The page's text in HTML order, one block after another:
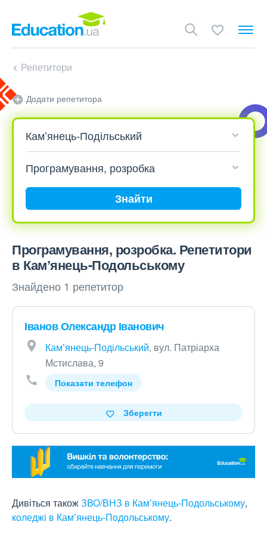
Репетитори
Додати репетитора
Знайти
Програмування, розробка. Репетитори
в Камʼянець-Подольському
Знайдено 1 репетитор
Іванов Олександр Іванович
Камʼянець-Подільський, вул. Патріарха
Мстислава, 9
Показати телефон
Зберегти
Дивіться такожЗВО/ВНЗ в Камʼянець-Подольському,
коледжі в Камʼянець-Подольському.